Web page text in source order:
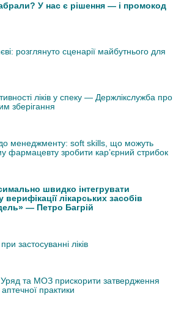
У нас є рішення — і промокод
розглянуто сценарії майбутнього для
ліків у спеку — Держлікслужба про
зберігання
менеджменту: soft skills, що можуть
фармацевту зробити кар’єрний стрибок
швидко інтегрувати
верифікації лікарських засобів
— Петро Багрій
застосуванні ліків
та МОЗ прискорити затвердження
практики